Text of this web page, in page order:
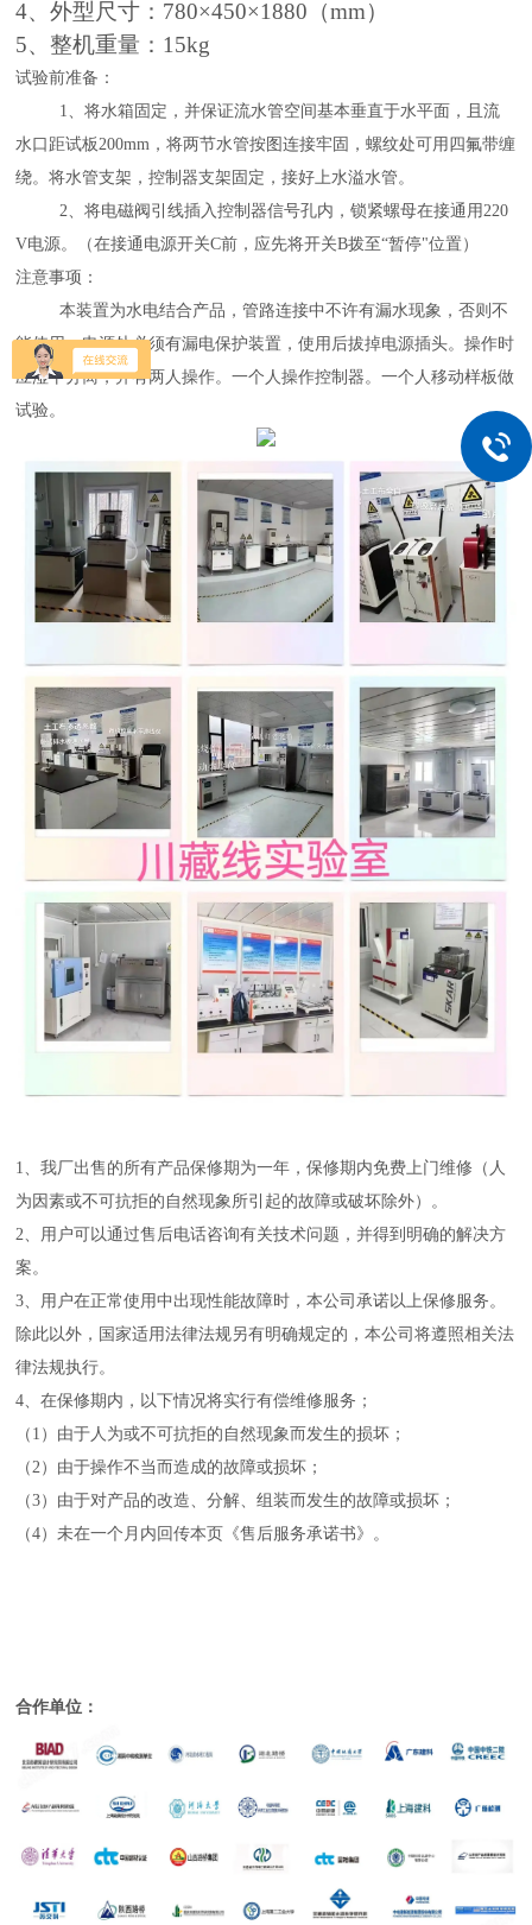
4、外型尺寸：780×450×1880（mm）
5、整机重量：15kg
试验前准备：
1
、将水箱固定，并保证流水管空间基本垂直于水平面，且流
水口距试板 200mm ，将两节水管按图连接牢固，螺纹处可用四氟带缠
绕。将水管支架，控制器支架固定，接好上水溢水管。
2 、将电磁阀引线插入控制器信号孔内，锁紧螺母在接通用 220
V电源。（在接通电源开关C前，应先将开关B拨至“暂停"位置）
注意事项：
本装置为水电结合产品，管路连接中不许有漏水现象，否则不
能使用，电源处必须有漏电保护装置，使用后拔掉电源插头。操作时
应湿干分离，并有两人操作。一个人操作控制器。一个人移动样板做
试验。
1、我厂出售的所有产品保修期为一年，保修期内免费上门维修（人
为因素或不可抗拒的自然现象所引起的故障或破坏除外）。
2、用户可以通过售后电话咨询有关技术问题，并得到明确的解决方
案。
3、用户在正常使用中出现性能故障时，本公司承诺以上保修服务。
除此以外，国家适用法律法规另有明确规定的，本公司将遵照相关法
律法规执行。
4、在保修期内，以下情况将实行有偿维修服务；
（ 1 ）由于人为或不可抗拒的自然现象而发生的损坏；
（2）由于操作不当而造成的故障或损坏；
（3）由于对产品的改造、分解、组装而发生的故障或损坏；
（4）未在一个月内回传本页《售后服务承诺书》。
合作单位：